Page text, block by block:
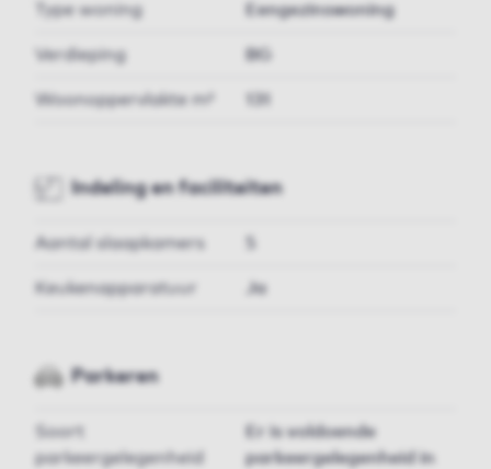
Type woning Eengezinswoning
Verdieping BG
Woonoppervlakte m²
Indeling en faciliteiten
Aantal slaapkamers
Keukenapparatuur Ja
Parkeren
Soort
parkeergelegenheid
Er is voldoende
parkeergelegenheid in